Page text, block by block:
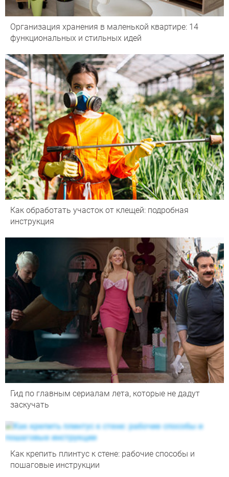
Организация хранения в маленькой квартире: 14
функциональных и стильных идей
Как обработать участок от клещей: подробная
инструкция
Гид по главным сериалам лета, которые не дадут
заскучать
Как крепить плинтус к стене: рабочие способы и
пошаговые инструкции